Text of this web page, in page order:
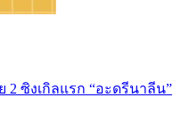
ซิงเกิลแรก “อะดรีนาลีน”